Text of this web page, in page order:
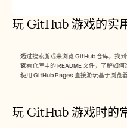
玩 GitHub 游戏的实
通过搜索游戏来浏览 GitHub 仓库，找
查看仓库中的 README 文件，了解如何
使用 GitHub Pages 直接游玩基于浏览
玩 GitHub 游戏时的